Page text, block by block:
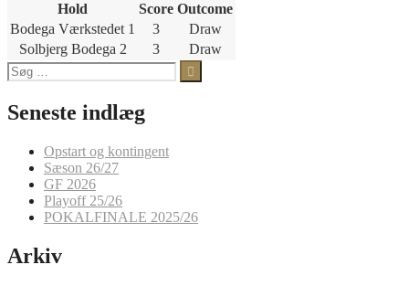
Hold Score Outcome
Bodega Værkstedet 1
3
Draw
Solbjerg Bodega 2
3
Draw
Søg
efter:
Seneste indlæg
Opstart og kontingent
Sæson 26/27
GF 2026
Playoff 25/26
POKALFINALE 2025/26
Arkiv